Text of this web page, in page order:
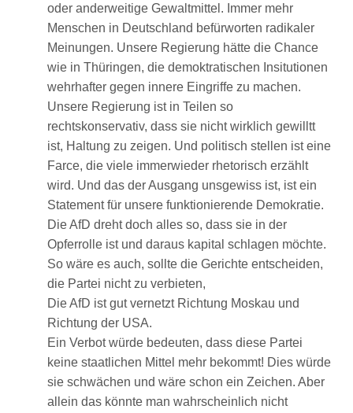
oder anderweitige Gewaltmittel. Immer mehr
Menschen in Deutschland befürworten radikaler
Meinungen. Unsere Regierung hätte die Chance
wie in Thüringen, die demoktratischen Insitutionen
wehrhafter gegen innere Eingriffe zu machen.
Unsere Regierung ist in Teilen so
rechtskonservativ, dass sie nicht wirklich gewilltt
ist, Haltung zu zeigen. Und politisch stellen ist eine
Farce, die viele immerwieder rhetorisch erzählt
wird. Und das der Ausgang unsgewiss ist, ist ein
Statement für unsere funktionierende Demokratie.
Die AfD dreht doch alles so, dass sie in der
Opferrolle ist und daraus kapital schlagen möchte.
So wäre es auch, sollte die Gerichte entscheiden,
die Partei nicht zu verbieten,
Die AfD ist gut vernetzt Richtung Moskau und
Richtung der USA.
Ein Verbot würde bedeuten, dass diese Partei
keine staatlichen Mittel mehr bekommt! Dies würde
sie schwächen und wäre schon ein Zeichen. Aber
allein das könnte man wahrscheinlich nicht